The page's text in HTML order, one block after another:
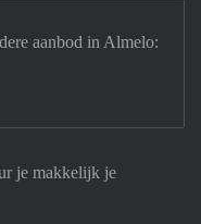
je makkelijk je
aanbod in Almelo: